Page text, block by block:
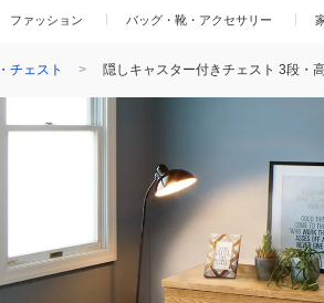
ファッション バッグ・靴・アクセサリー
チェスト 隠しキャスター付きチェスト 3段・